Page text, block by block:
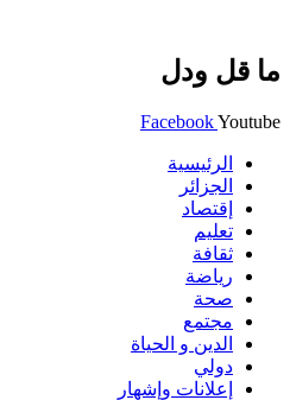
ما قل ودل
FacebookYoutube
الرئيسية
الجزائر
إقتصاد
تعليم
ثقافة
رياضة
صحة
مجتمع
الدين و الحياة
دولي
إعلانات وإشهار